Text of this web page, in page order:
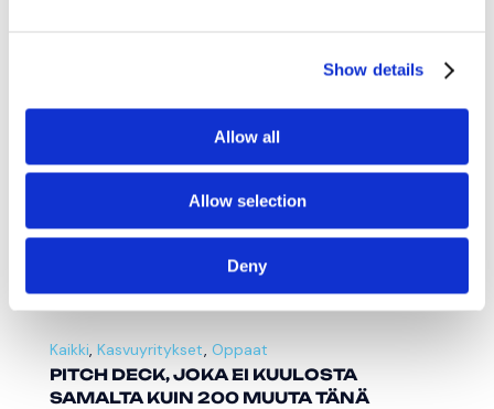
Show details
Allow all
Allow selection
Deny
rahoituksen painopiste on muuttunut vuonna 2026:
Lue lisää
 
Kaikki, Kasvuyritykset, Oppaat
PITCH DECK, JOKA EI KUULOSTA
SAMALTA KUIN 200 MUUTA TÄNÄ